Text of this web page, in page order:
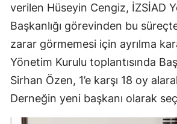
verilen Hüseyin Cengiz, İZSİAD
Başkanlığı görevinden bu
zarar görmemesi için ayrılma
Yönetim Kurulu toplantısında
Sirhan Özen, 1’e karşı 18 oy
Derneğin yeni başkanı olarak